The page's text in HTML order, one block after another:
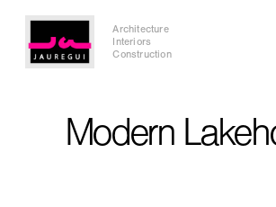
Architecture
Interiors
Construction
Modern